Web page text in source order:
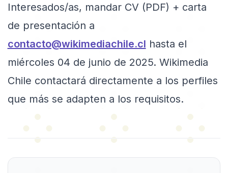
Interesados/as, mandar CV (PDF) + carta
de presentación a
contacto@wikimediachile.cl hasta el
miércoles 04 de junio de 2025. Wikimedia
Chile contactará directamente a los perfiles
que más se adapten a los requisitos.